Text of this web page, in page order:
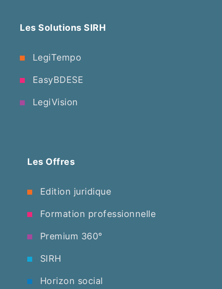
Les Solutions SIRH
LegiTempo
EasyBDESE
LegiVision
Les Offres
Edition juridique
Formation professionnelle
Premium 360°
SIRH
Horizon social